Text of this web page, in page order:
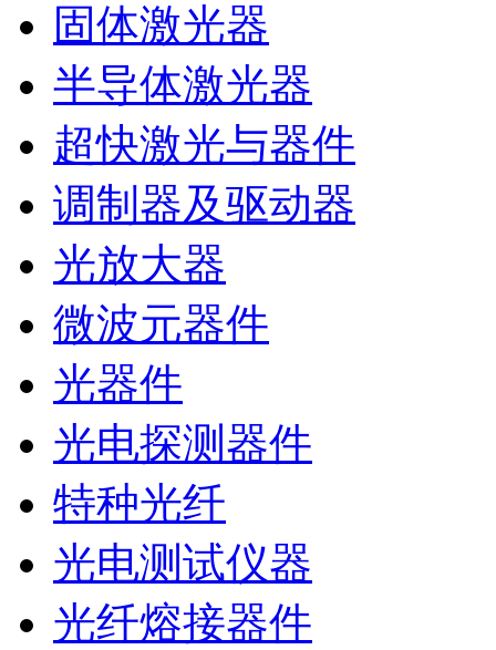
固体激光器
半导体激光器
超快激光与器件
调制器及驱动器
光放大器
微波元器件
光器件
光电探测器件
特种光纤
光电测试仪器
光纤熔接器件